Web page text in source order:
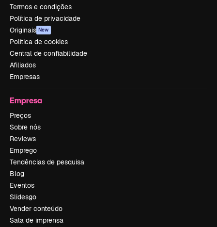
Termos e condições
Política de privacidade
Originais New
Política de cookies
Central de confiabilidade
Afiliados
Empresas
Empresa
Preços
Sobre nós
Reviews
Emprego
Tendências de pesquisa
Blog
Eventos
Slidesgo
Vender conteúdo
Sala de imprensa